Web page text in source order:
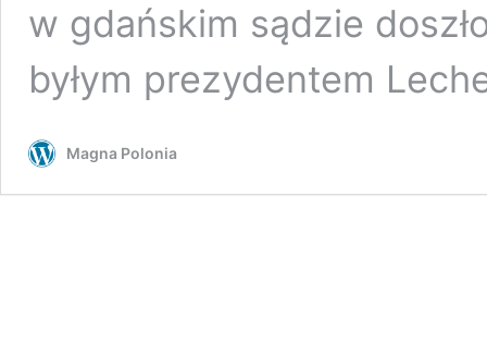
w gdańskim sądzie
byłym prezydentem
Magna Polonia